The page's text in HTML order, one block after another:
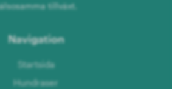
tillväxt.
Navigation
Startsida
Hundraser